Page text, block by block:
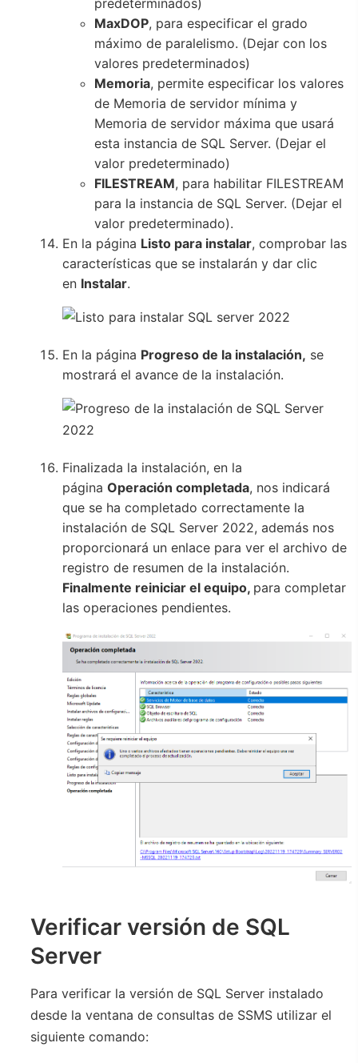
predeterminados)
MaxDOP, para especificar el grado
máximo de paralelismo. (Dejar con los
valores predeterminados)
Memoria, permite especificar los valores
de Memoria de servidor mínima y
Memoria de servidor máxima que usará
esta instancia de SQL Server. (Dejar el
valor predeterminado)
FILESTREAM, para habilitar FILESTREAM
para la instancia de SQL Server. (Dejar el
valor predeterminado).
En la página Listo para instalar, comprobar las
características que se instalarán y dar clic
en Instalar.
En la página Progreso de la instalación, se
mostrará el avance de la instalación.
Finalizada la instalación, en la
página Operación completada, nos indicará
que se ha completado correctamente la
instalación de SQL Server 2022, además nos
proporcionará un enlace para ver el archivo de
registro de resumen de la instalación.
Finalmente reiniciar el equipo, para completar
las operaciones pendientes.
Verificar versión de SQL
Server
Para verificar la versión de SQL Server instalado
desde la ventana de consultas de SSMS utilizar el
siguiente comando: